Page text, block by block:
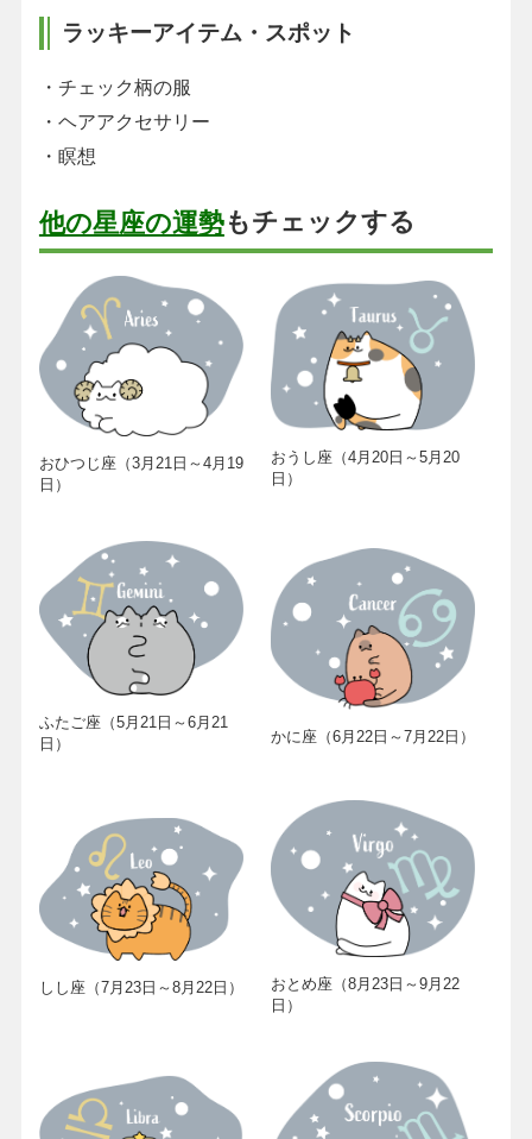
ラッキーアイテム・スポット
・チェック柄の服
・ヘアアクセサリー
・瞑想
他の星座の運勢もチェックする
おひつじ座（3月21日～4月19
日）
おうし座（4月20日～5月20
日）
ふたご座（5月21日～6月21
日）
かに座（6月22日～7月22日）
しし座（7月23日～8月22日）
おとめ座（8月23日～9月22
日）